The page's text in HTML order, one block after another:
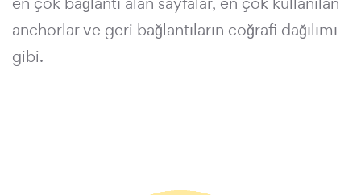
anchorlar ve geri bağlantıların coğrafi dağılımı
gibi.